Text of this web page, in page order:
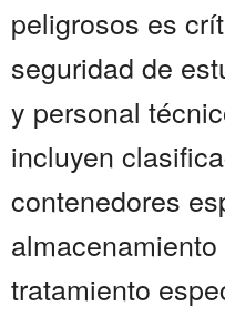
peligrosos es
seguridad de
y personal
incluyen
contenedores
tratamiento